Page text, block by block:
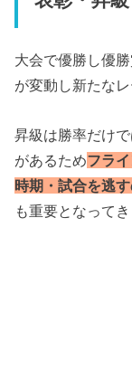
大会で優勝し優
が変動し新たな
昇級は勝率だけ
があるためフラ
時期・試合を逃
も重要となってき